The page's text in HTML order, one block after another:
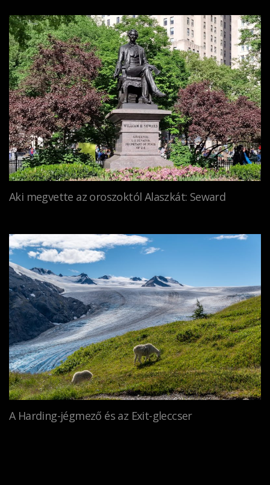
Aki megvette az oroszoktól Alaszkát: Seward
A Harding-jégmező és az Exit-gleccser